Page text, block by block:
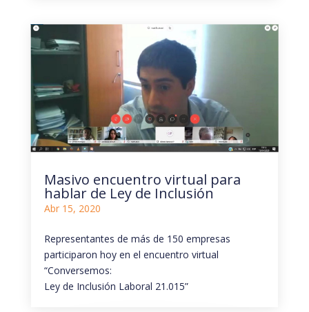
Masivo encuentro virtual para
hablar de Ley de Inclusión
Abr 15, 2020
Representantes de más de 150 empresas
participaron hoy en el encuentro virtual
“Conversemos:
Ley de Inclusión Laboral 21.015”